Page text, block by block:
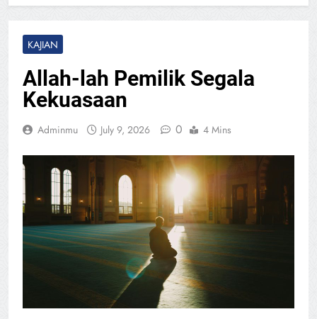
KAJIAN
Allah-lah Pemilik Segala
Kekuasaan
Adminmu July 9, 2026 0 4 Mins